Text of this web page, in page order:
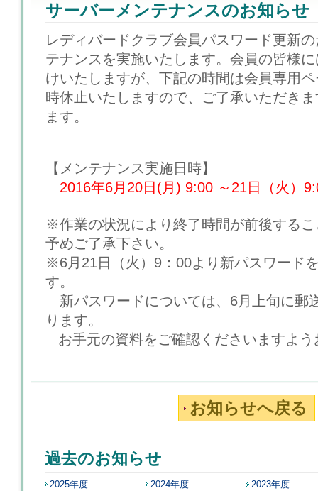
サーバーメンテナンスのお知らせ
レディバードクラブ会員パスワード更新
テナンスを実施いたします。会員の皆様
けいたしますが、下記の時間は会員専用
時休止いたしますので、ご了承いただき
ます。
【メンテナンス実施日時】
2016年6月20日(月) 9:00 ～21日（火）
※作業の状況により終了時間が前後する
予めご了承下さい。
※6月21日（火）9：00より新パスワード
す。
新パスワードについては、6月上旬に郵
ります。
お手元の資料をご確認くださいますよう
お知らせへ戻る
過去のお知らせ
2025年度 2024年度
2023年度